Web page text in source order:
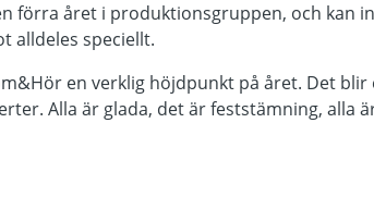
förra året i produktionsgruppen, och kan
alldeles speciellt.
en verklig höjdpunkt på året. Det
Alla är glada, det är feststämning, alla